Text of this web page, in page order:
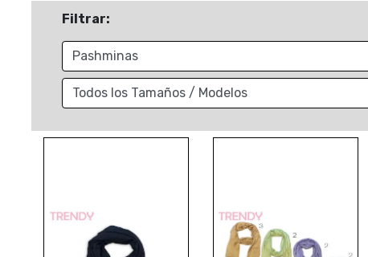
Filtrar: